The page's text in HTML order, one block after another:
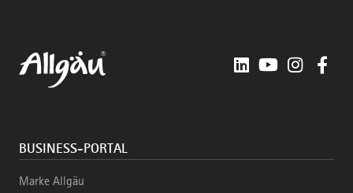
LinkedInYouTube
BUSINESS-PORTAL
Marke Allgäu